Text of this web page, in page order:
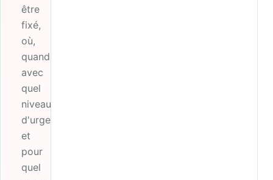
être
fixé,
où,
quand,
avec
quel
niveau
d'urgence
et
pour
quel